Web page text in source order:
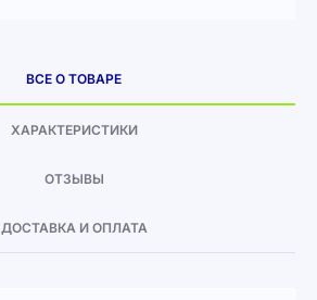
ВСЕ О ТОВАРЕ
ХАРАКТЕРИСТИКИ
ОТЗЫВЫ
ДОСТАВКА И ОПЛАТА